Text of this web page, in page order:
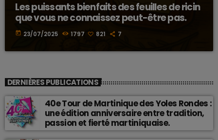
Les puissants bienfaits des feuilles de ricin
que vous ne connaissez peut-être pas.
today 23/07/2025 1797 821 7
DERNIÈRES PUBLICATIONS
40e Tour de Martinique des Yoles Rondes :
une édition anniversaire entre tradition,
passion et fierté martiniquaise.